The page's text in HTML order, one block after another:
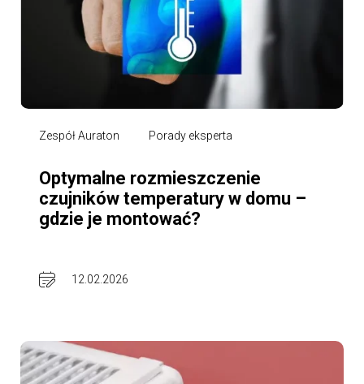
Zespół Auraton Porady eksperta
Optymalne rozmieszczenie
czujników temperatury w domu –
gdzie je montować?
12.02.2026